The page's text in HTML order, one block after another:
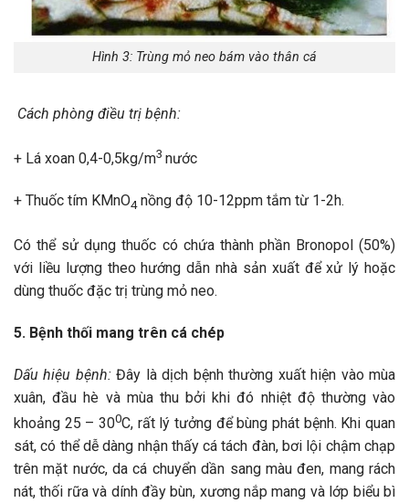
Hình 3: Trùng mỏ neo bám vào thân cá
Cách phòng điều trị bệnh:
+ Lá xoan 0,4-0,5kg/m3 nước
+ Thuốc tím KMnO4 nồng độ 10-12ppm tắm từ 1-2h.
Có thể sử dụng thuốc có chứa thành phần Bronopol (50%)
với liều lượng theo hướng dẫn nhà sản xuất để xử lý hoặc
dùng thuốc đặc trị trùng mỏ neo.
5. Bệnh thối mang trên cá chép
Dấu hiệu bệnh:Đây là dịch bệnh thường xuất hiện vào mùa
xuân, đầu hè và mùa thu bởi khi đó nhiệt độ thường vào
khoảng 25 – 300C, rất lý tưởng để bùng phát bệnh. Khi quan
sát, có thể dễ dàng nhận thấy cá tách đàn, bơi lội chậm chạp
trên mặt nước, da cá chuyển dần sang màu đen, mang rách
nát, thối rữa và dính đầy bùn, xương nắp mang và lớp biểu bì